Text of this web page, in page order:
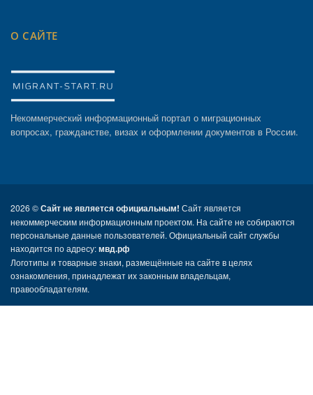
О САЙТЕ
Некоммерческий информационный портал о миграционных
вопросах, гражданстве, визах и оформлении документов в России.
2026 ©Сайт не является официальным! Сайт является
некоммерческим информационным проектом. На сайте не собираются
персональные данные пользователей. Официальный сайт службы
находится по адресу:мвд.рф
Логотипы и товарные знаки, размещённые на сайте в целях
ознакомления, принадлежат их законным владельцам,
правообладателям.